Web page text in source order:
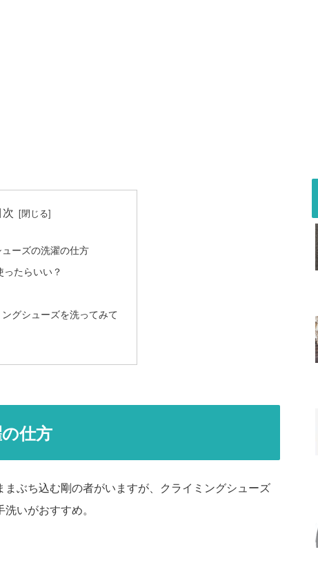
次
ーズの洗濯の仕方
たらいい？
グシューズを洗ってみて
仕方
ぶち込む剛の者がいますが、クライミングシューズ
いがおすすめ。